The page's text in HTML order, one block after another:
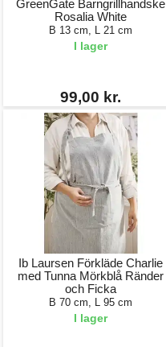
GreenGate Barngrillhandske
Rosalia White
B 13 cm, L 21 cm
I lager
99,00 kr.
Ib Laursen Förkläde Charlie
med Tunna Mörkblå Ränder
och Ficka
B 70 cm, L 95 cm
I lager